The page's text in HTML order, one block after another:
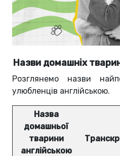
Назви домашніх
Розглянемо назви
улюбленців англійською.
Назва
домашньої
тварини
англійською